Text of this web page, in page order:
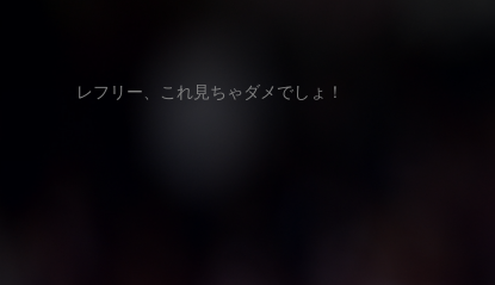
レフリー、これ見ちゃダメでしょ！